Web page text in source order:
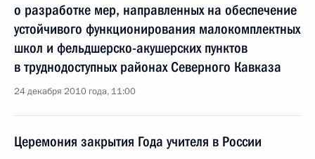
о разработке мер, направленных на обеспечение
устойчивого функционирования малокомплектных
школ и фельдшерско-акушерских пунктов
в труднодоступных районах Северного Кавказа
24 декабря 2010 года, 11:00
Церемония закрытия Года учителя в России